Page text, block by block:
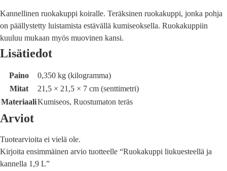
Kannellinen ruokakuppi koiralle. Teräksinen ruokakuppi, jonka pohja
on päällystetty luistamista estävällä kumiseoksella. Ruokakuppiin
kuuluu mukaan myös muovinen kansi.
Lisätiedot
Paino
0,350 kg (kilogramma)
Mitat
21,5 × 21,5 × 7 cm (senttimetri)
MateriaaliKumiseos, Ruostumaton teräs
Arviot
Tuotearvioita ei vielä ole.
Kirjoita ensimmäinen arvio tuotteelle “Ruokakuppi liukuesteellä ja
kannella 1,9 L”